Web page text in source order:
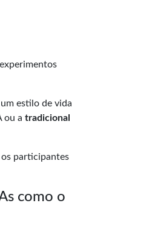
estilo de vida
ou a tradicional
participantes
como o